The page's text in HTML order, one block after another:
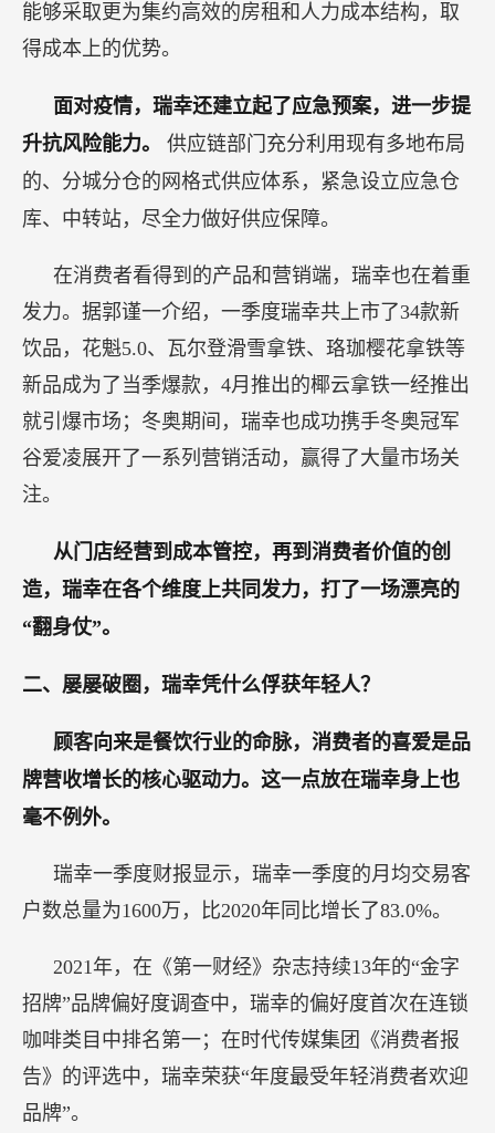
能够采取更为集约高效的房租和人力成本结构，取
得成本上的优势。
面对疫情，瑞幸还建立起了应急预案，进一步提
升抗风险能力。 供应链部门充分利用现有多地布局
的、分城分仓的网格式供应体系，紧急设立应急仓
库、中转站，尽全力做好供应保障。
在消费者看得到的产品和营销端，瑞幸也在着重
发力。据郭谨一介绍，一季度瑞幸共上市了34款新
饮品，花魁5.0、瓦尔登滑雪拿铁、珞珈樱花拿铁等
新品成为了当季爆款，4月推出的椰云拿铁一经推出
就引爆市场；冬奥期间，瑞幸也成功携手冬奥冠军
谷爱凌展开了一系列营销活动，赢得了大量市场关
注。
从门店经营到成本管控，再到消费者价值的创
造，瑞幸在各个维度上共同发力，打了一场漂亮的
“翻身仗”。
二、屡屡破圈，瑞幸凭什么俘获年轻人？
顾客向来是餐饮行业的命脉，消费者的喜爱是品
牌营收增长的核心驱动力。这一点放在瑞幸身上也
毫不例外。
瑞幸一季度财报显示，瑞幸一季度的月均交易客
户数总量为1600万，比2020年同比增长了83.0%。
2021年，在《第一财经》杂志持续13年的“金字
招牌”品牌偏好度调查中，瑞幸的偏好度首次在连锁
咖啡类目中排名第一；在时代传媒集团《消费者报
告》的评选中，瑞幸荣获“年度最受年轻消费者欢迎
品牌”。